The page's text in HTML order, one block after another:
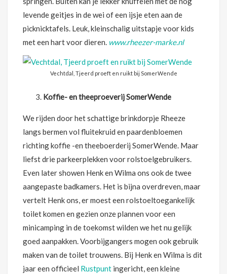
levende geitjes in de wei of een ijsje eten aan de
picknicktafels. Leuk, kleinschalig uitstapje voor kids
met een hart voor dieren. www.rheezer-marke.nl
Vechtdal, Tjeerd proeft en ruikt bij SomerWende
Koffie- en theeproeverij SomerWende
We rijden door het schattige brinkdorpje Rheeze
langs bermen vol fluitekruid en paardenbloemen
richting koffie -en theeboerderij SomerWende. Maar
liefst drie parkeerplekken voor rolstoelgebruikers.
Even later showen Henk en Wilma ons ook de twee
aangepaste badkamers. Het is bijna overdreven, maar
vertelt Henk ons, er moest een rolstoeltoegankelijk
toilet komen en gezien onze plannen voor een
minicamping in de toekomst wilden we het nu gelijk
goed aanpakken. Voorbijgangers mogen ook gebruik
maken van de toilet trouwens. Bij Henk en Wilma is dit
jaar een officieel Rustpunt ingericht, een kleine